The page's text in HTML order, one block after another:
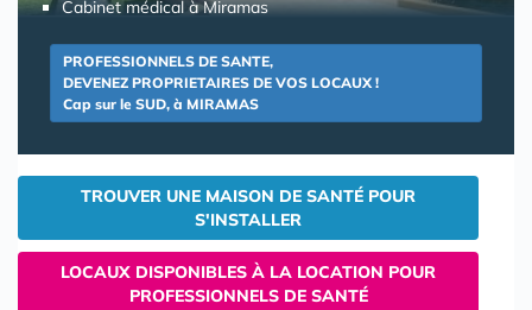
Cabinet médical à Miramas
PROFESSIONNELS DE SANTE,
DEVENEZ PROPRIETAIRES DE VOS LOCAUX !
Cap sur le SUD, à MIRAMAS
TROUVER UNE MAISON DE SANTÉ POUR
S'INSTALLER
LOCAUX DISPONIBLES À LA LOCATION POUR
PROFESSIONNELS DE SANTÉ